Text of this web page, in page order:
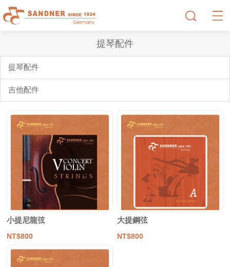
提琴配件
提琴配件
吉他配件
小提尼龍弦
NT$800
大提鋼弦
NT$800